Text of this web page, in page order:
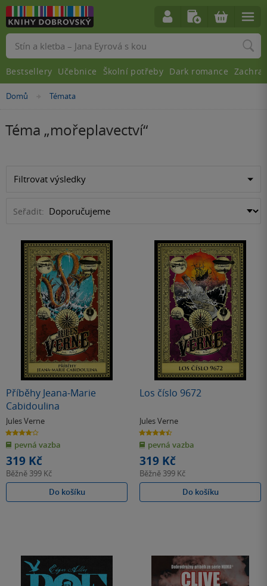
Domů »
Témata
Téma „mořeplavectví“
Filtrovat výsledky
Seřadit:
Příběhy Jeana-Marie
Cabidoulina
Jules Verne
4.0
z
5
hvězdiček
pevná vazba
319 Kč
Běžně 399 Kč
Do košíku
Los číslo 9672
Jules Verne
4.5
z
5
hvězdiček
pevná vazba
319 Kč
Běžně 399 Kč
Do košíku
Vyhledávání
Bestsellery Učebnice Školní potřeby Dark romance